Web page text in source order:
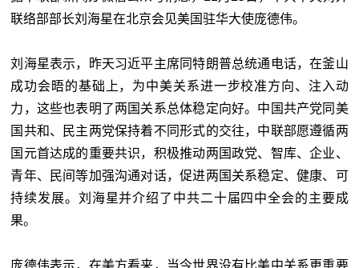
联络部部长刘海星在北京会见美国驻华大使庞德伟。
刘海星表示，昨天习近平主席同特朗普总统通电话，在釜山
成功会晤的基础上，为中美关系进一步校准方向、注入动
力，这些也表明了两国关系总体稳定向好。中国共产党同美
国共和、民主两党保持着不同形式的交往，中联部愿遵循两
国元首达成的重要共识，积极推动两国政党、智库、企业、
青年、民间等加强沟通对话，促进两国关系稳定、健康、可
持续发展。刘海星并介绍了中共二十届四中全会的主要成
果。